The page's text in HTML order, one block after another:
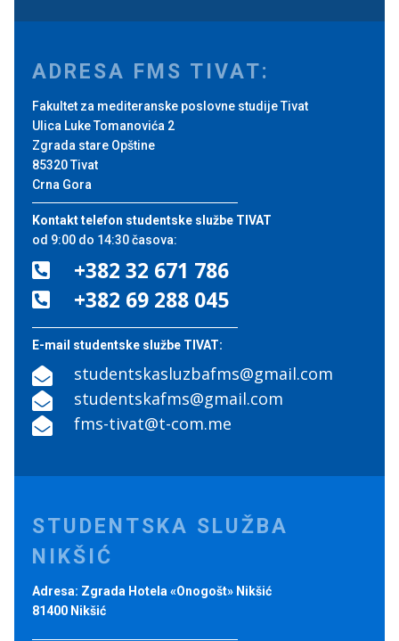
ADRESA FMS TIVAT:
Fakultet za mediteranske poslovne studije Tivat
Ulica Luke Tomanovića 2
Zgrada stare Opštine
85320 Tivat
Crna Gora
Kontakt telefon studentske službe TIVAT
od 9:00 do 14:30 časova:
 +382 32 671 786
 +382 69 288 045
E-mail studentske službe TIVAT:
 studentskasluzbafms@gmail.com
 studentskafms@gmail.com
 fms-tivat@t-com.me
STUDENTSKA SLUŽBA
NIKŠIĆ
Adresa: Zgrada Hotela «Onogošt» Nikšić
81400 Nikšić